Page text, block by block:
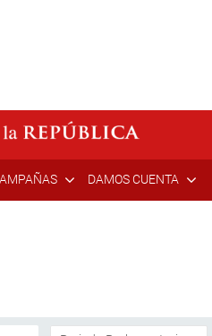
DAMOS CUENTA